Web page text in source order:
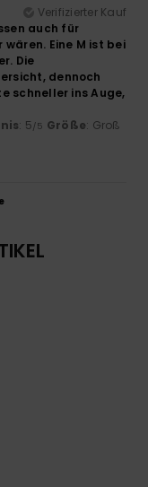
Verifizierter Kauf
auch für
Eine M ist bei
Die
dennoch
schneller ins Auge,
: 5/5 Größe: Groß